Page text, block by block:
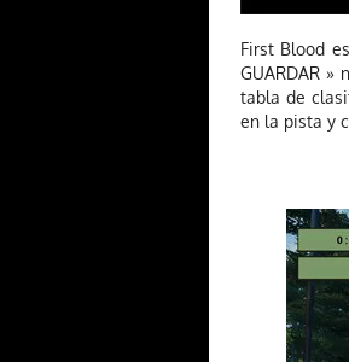
First Blood
GUARDAR
tabla de
en la pista y